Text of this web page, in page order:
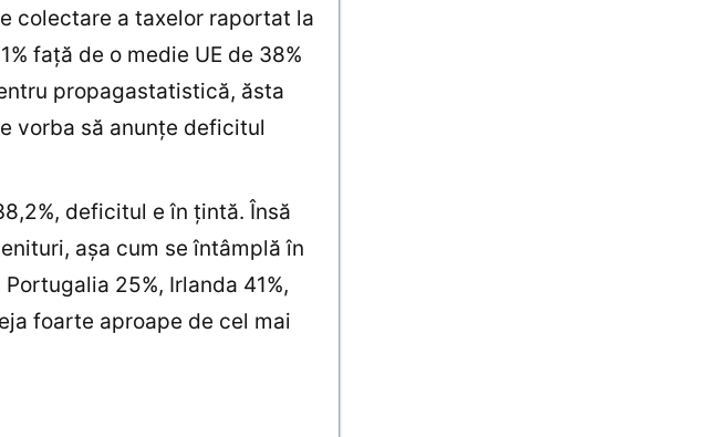
colectare a taxelor raportat la
faţă de o medie UE de 38%
propagastatistică, ăsta
vorba să anunţe deficitul
deficitul e în ţintă. Însă
aşa cum se întâmplă în
25%, Irlanda 41%,
foarte aproape de cel mai